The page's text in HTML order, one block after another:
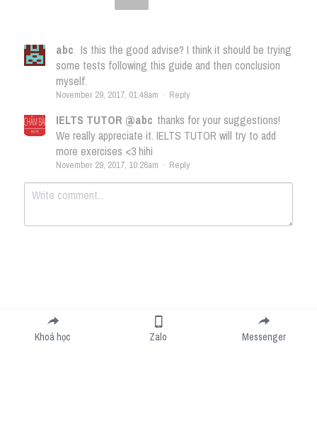
abc Is this the good advise? I think it should be trying
some tests following this guide and then conclusion
myself.
November 29, 2017, 01:48am · Reply
IELTS TUTOR @abc thanks for your suggestions!
We really appreciate it. IELTS TUTOR will try to add
more exercises <3 hihi
November 29, 2017, 10:26am · Reply
Submit
Khoá học Zalo Messenger